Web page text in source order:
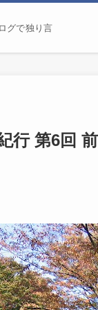
グで独り言
行 第6回